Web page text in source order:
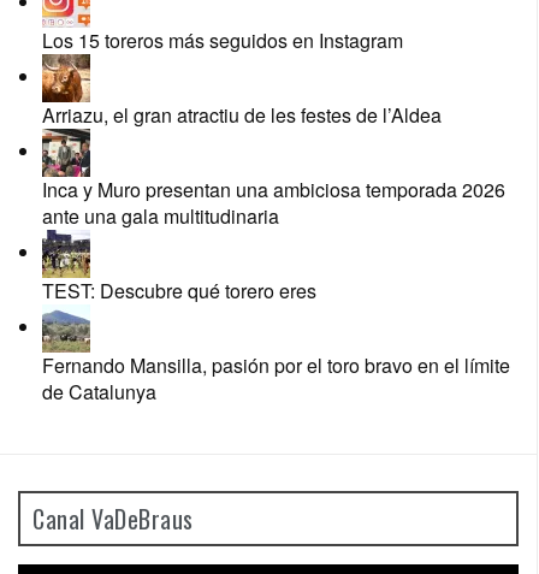
Los 15 toreros más seguidos en Instagram
Arriazu, el gran atractiu de les festes de l’Aldea
Inca y Muro presentan una ambiciosa temporada 2026
ante una gala multitudinaria
TEST: Descubre qué torero eres
Fernando Mansilla, pasión por el toro bravo en el límite
de Catalunya
Canal VaDeBraus